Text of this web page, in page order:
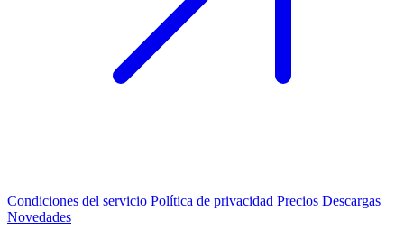
Condiciones del servicio Política de privacidad Precios Descargas
Novedades